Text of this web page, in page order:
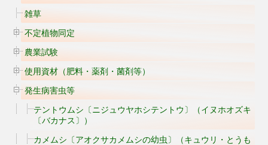
雑草
不定植物同定
農業試験
使用資材（肥料・薬剤・菌剤等）
発生病害虫等
テントウムシ〔ニジュウヤホシテントウ〕（イヌホオズキ
〔バカナス〕）
カメムシ〔アオクサカメムシの幼虫〕（キュウリ・とうも